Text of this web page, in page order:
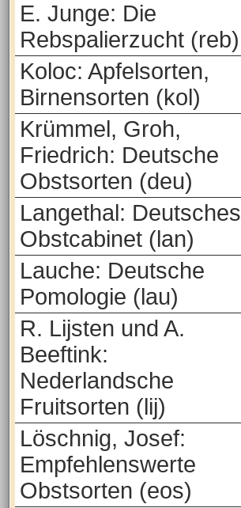
E. Junge: Die
Rebspalierzucht (reb)
Koloc: Apfelsorten,
Birnensorten (kol)
Krümmel, Groh,
Friedrich: Deutsche
Obstsorten (deu)
Langethal: Deutsches
Obstcabinet (lan)
Lauche: Deutsche
Pomologie (lau)
R. Lijsten und A.
Beeftink:
Nederlandsche
Fruitsorten (lij)
Löschnig, Josef:
Empfehlenswerte
Obstsorten (eos)